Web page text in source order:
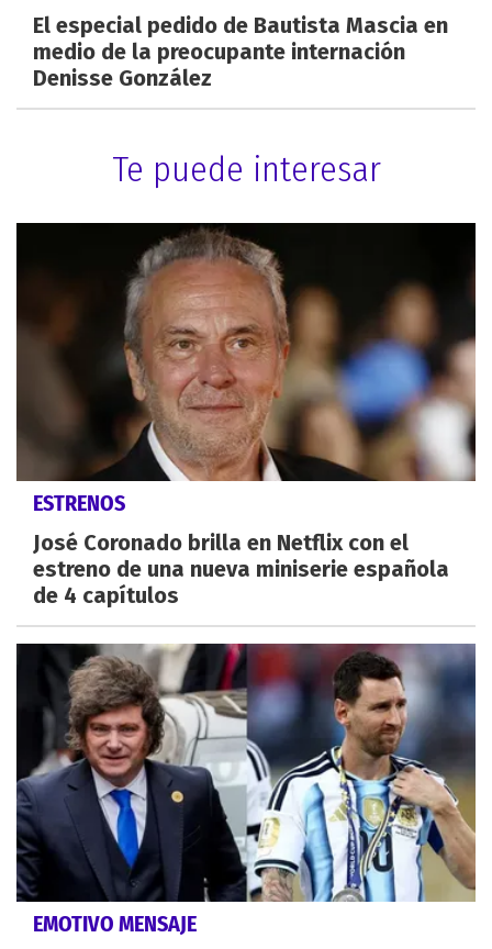
El especial pedido de Bautista Mascia en
medio de la preocupante internación
Denisse González
Te puede interesar
ESTRENOS
José Coronado brilla en Netflix con el
estreno de una nueva miniserie española
de 4 capítulos
EMOTIVO MENSAJE